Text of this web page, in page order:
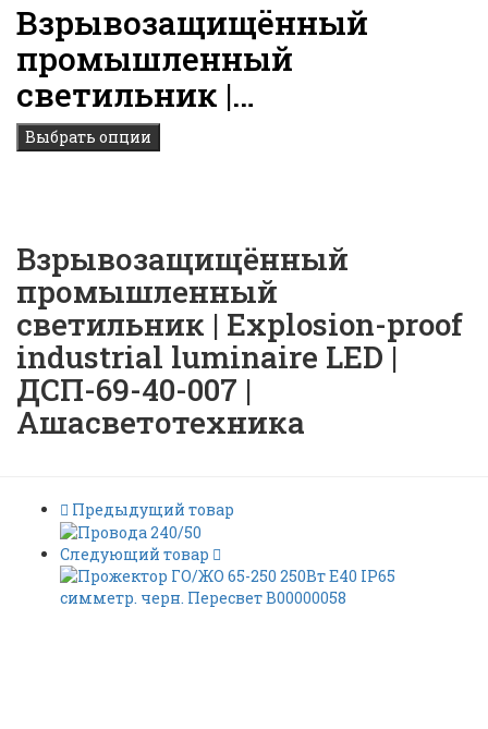
Взрывозащищённый
промышленный
светильник |…
Выбрать опции
Взрывозащищённый
промышленный
светильник | Explosion-proof
industrial luminaire LED |
ДСП-69-40-007 |
Ашасветотехника
Предыдущий товар
Следующий товар